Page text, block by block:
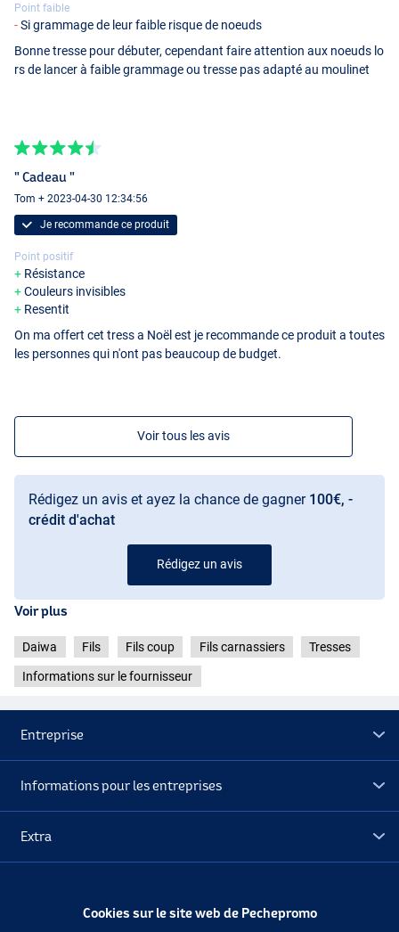
Point faible
Si grammage de leur faible risque de noeuds
Bonne tresse pour débuter, cependant faire attention aux noeuds lo
rs de lancer à faible grammage ou tresse pas adapté au moulinet
" Cadeau "
Tom + 2023-04-30 12:34:56
Je recommande ce produit
Point positif
Résistance
Couleurs invisibles
Resentit
On ma offert cet tress a Noël est je recommande ce produit a toutes
les personnes qui n'ont pas beaucoup de budget.
Voir tous les avis
Rédigez un avis et ayez la chance de gagner 100€, -
crédit d'achat
Rédigez un avis
Voir plus
Daiwa Fils Fils coup Fils carnassiers Tresses
Informations sur le fournisseur
Entreprise
Informations pour les entreprises
Extra
Cookies sur le site web de Pechepromo